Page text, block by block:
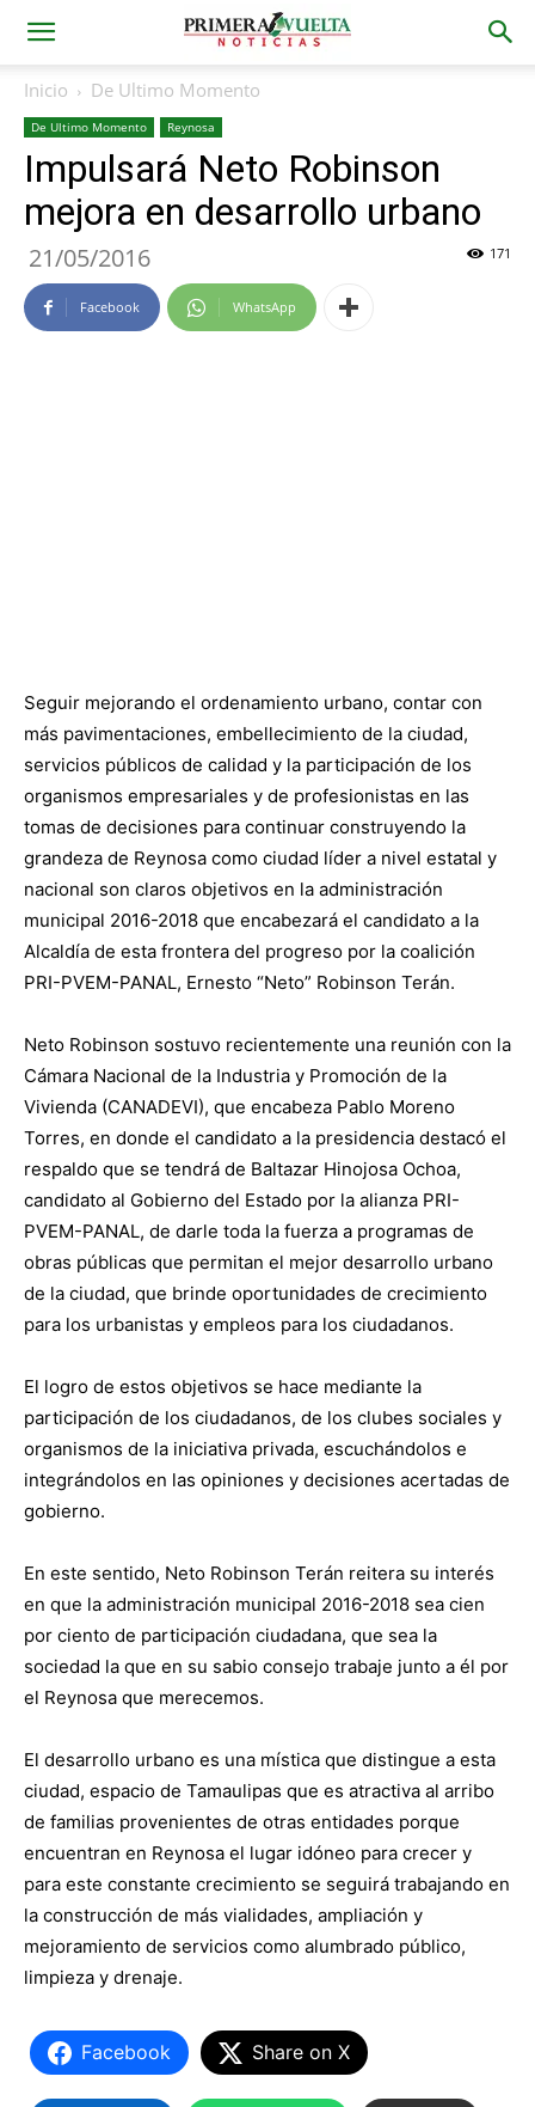
Inicio De Ultimo Momento
De Ultimo Momento Reynosa
Impulsará Neto Robinson
mejora en desarrollo urbano
21/05/2016 171
Facebook WhatsApp
Seguir mejorando el ordenamiento urbano, contar con
más pavimentaciones, embellecimiento de la ciudad,
servicios públicos de calidad y la participación de los
organismos empresariales y de profesionistas en las
tomas de decisiones para continuar construyendo la
grandeza de Reynosa como ciudad líder a nivel estatal y
nacional son claros objetivos en la administración
municipal 2016-2018 que encabezará el candidato a la
Alcaldía de esta frontera del progreso por la coalición
PRI-PVEM-PANAL, Ernesto “Neto” Robinson Terán.
Neto Robinson sostuvo recientemente una reunión con la
Cámara Nacional de la Industria y Promoción de la
Vivienda (CANADEVI), que encabeza Pablo Moreno
Torres, en donde el candidato a la presidencia destacó el
respaldo que se tendrá de Baltazar Hinojosa Ochoa,
candidato al Gobierno del Estado por la alianza PRI-
PVEM-PANAL, de darle toda la fuerza a programas de
obras públicas que permitan el mejor desarrollo urbano
de la ciudad, que brinde oportunidades de crecimiento
para los urbanistas y empleos para los ciudadanos.
El logro de estos objetivos se hace mediante la
participación de los ciudadanos, de los clubes sociales y
organismos de la iniciativa privada, escuchándolos e
integrándolos en las opiniones y decisiones acertadas de
gobierno.
En este sentido, Neto Robinson Terán reitera su interés
en que la administración municipal 2016-2018 sea cien
por ciento de participación ciudadana, que sea la
sociedad la que en su sabio consejo trabaje junto a él por
el Reynosa que merecemos.
El desarrollo urbano es una mística que distingue a esta
ciudad, espacio de Tamaulipas que es atractiva al arribo
de familias provenientes de otras entidades porque
encuentran en Reynosa el lugar idóneo para crecer y
para este constante crecimiento se seguirá trabajando en
la construcción de más vialidades, ampliación y
mejoramiento de servicios como alumbrado público,
limpieza y drenaje.
Facebook Share on X